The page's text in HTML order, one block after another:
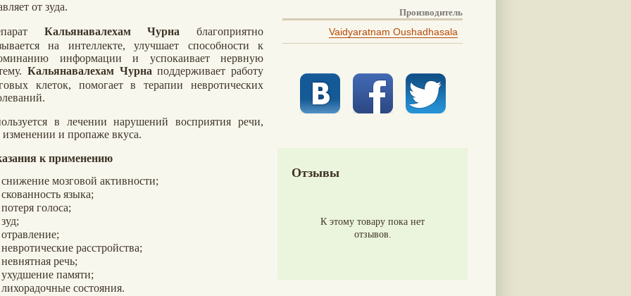
от зуда.
Кальянавалехам Чурна благоприятно
на интеллекте, улучшает способности к
информации и успокаивает нервную
Кальянавалехам Чурнаподдерживает работу
клеток, помогает в терапии невротических
в лечении нарушений восприятия речи,
и пропаже вкуса.
к применению
снижение мозговой активности;
скованность языка;
потеря голоса;
зуд;
отравление;
невротические расстройства;
невнятная речь;
ухудшение памяти;
лихорадочные состояния.
Производитель
Vaidyaratnam Oushadhasala
Отзывы
К этому товару пока нет
отзывов.